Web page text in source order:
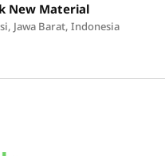
New Material
Jawa Barat, Indonesia